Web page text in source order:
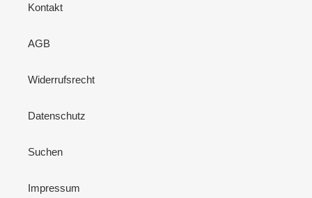
Kontakt
AGB
Widerrufsrecht
Datenschutz
Suchen
Impressum